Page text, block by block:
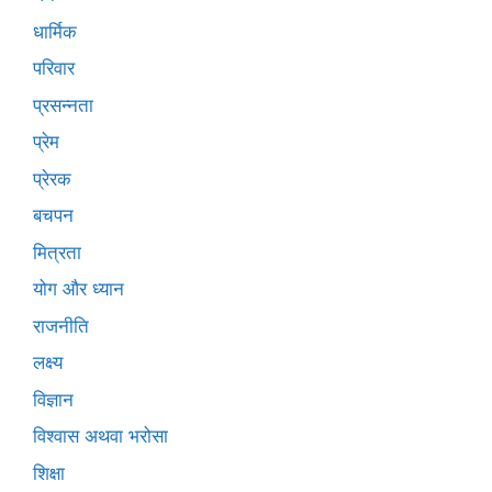
धार्मिक
परिवार
प्रसन्नता
प्रेम
प्रेरक
बचपन
मित्रता
योग और ध्यान
राजनीति
लक्ष्य
विज्ञान
विश्वास अथवा भरोसा
शिक्षा